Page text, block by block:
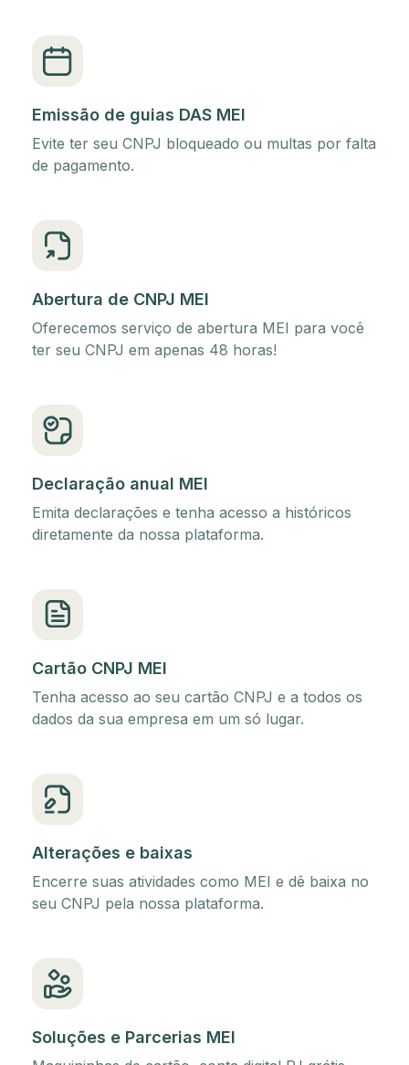
Emissão de guias DAS MEI
Evite ter seu CNPJ bloqueado ou multas por falta
de pagamento.
Abertura de CNPJ MEI
Oferecemos serviço de abertura MEI para você
ter seu CNPJ em apenas 48 horas!
Declaração anual MEI
Emita declarações e tenha acesso a históricos
diretamente da nossa plataforma.
Cartão CNPJ MEI
Tenha acesso ao seu cartão CNPJ e a todos os
dados da sua empresa em um só lugar.
Alterações e baixas
Encerre suas atividades como MEI e dê baixa no
seu CNPJ pela nossa plataforma.
Soluções e Parcerias MEI